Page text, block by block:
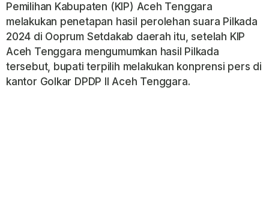
Pemilihan Kabupaten (KIP) Aceh Tenggara
melakukan penetapan hasil perolehan suara Pilkada
2024 di Ooprum Setdakab daerah itu, setelah KIP
Aceh Tenggara mengumumkan hasil Pilkada
tersebut, bupati terpilih melakukan konprensi pers di
kantor Golkar DPDP II Aceh Tenggara.